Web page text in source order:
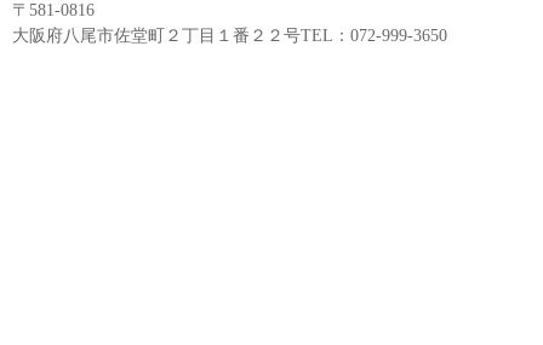
〒581-0816
大阪府八尾市佐堂町２丁目１番２２号TEL：072-999-3650